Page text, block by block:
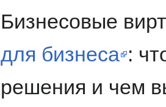
à
navigation
à
recherche
Бизнесовые
для бизнеса :
решения и чем